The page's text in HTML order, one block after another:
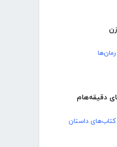
دقیقه‌هام
کتاب‌های داستان